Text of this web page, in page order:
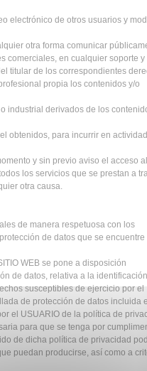
electrónico de otros usuarios y
otra forma comunicar
comerciales, en cualquier soporte y
titular de los correspondientes
propia los contenidos y/o
derivados de los
obtenidos, para incurrir en
y sin previo aviso el acceso
los servicios que se prestan a
otra causa.
de manera respetuosa con los
de datos que se encuentre
WEB se pone a disposición
de datos, relativa a la identificación
susceptibles de ejercicio por el
de protección de datos incluida
el USUARIO de la política de
para que se tenga por
de dicha política de privacidad
puedan producirse, así como a